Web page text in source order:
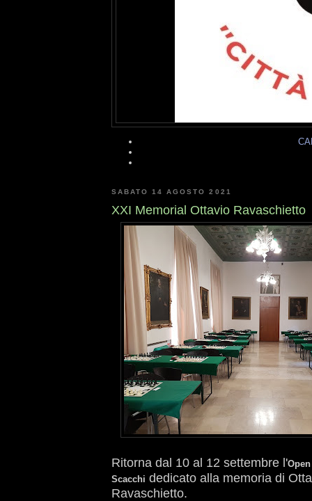
SABATO 14 AGOSTO 2021
XXI Memorial Ottavio Ravaschietto
Ritorna dal 10 al 12 settembre l'
Scacchi dedicato alla memoria di
Ravaschietto.